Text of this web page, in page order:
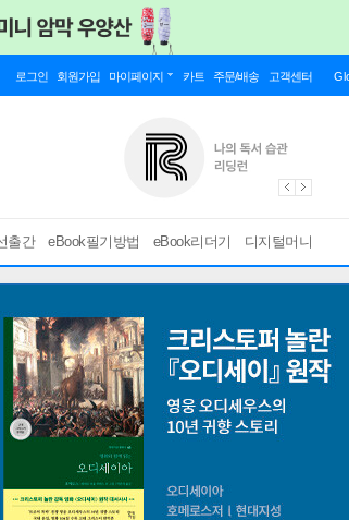
로그인 회원가입 마이페이지 카트 주문/배송 고객센터
출간 eBook필기방법 eBook리더기 디지털머니